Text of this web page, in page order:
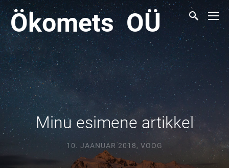
Ökomets OÜ
Minu esimene artikkel
10. JAANUAR 2018, VOOG